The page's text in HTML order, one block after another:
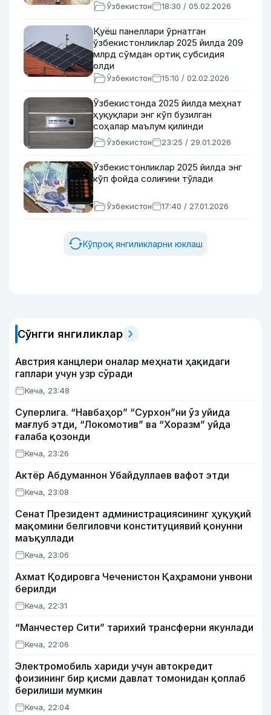
Ўзбекистон 18:30 / 05.02.2026
Қуёш панеллари ўрнатган
ўзбекистонликлар 2025 йилда 209
млрд сўмдан ортиқ субсидия
олди
Ўзбекистон 15:10 / 02.02.2026
Ўзбекистонда 2025 йилда меҳнат
ҳуқуқлари энг кўп бузилган
соҳалар маълум қилинди
Ўзбекистон 23:25 / 29.01.2026
Ўзбекистонликлар 2025 йилда энг
кўп фойда солиғини тўлади
Ўзбекистон 17:40 / 27.01.2026
Кўпроқ янгиликларни юклаш
Сўнгги янгиликлар
Австрия канцлери оналар меҳнати ҳақидаги
гаплари учун узр сўради
Кеча, 23:48
Суперлига. “Навбаҳор” “Сурхон”ни ўз уйида
мағлуб этди, “Локомотив” ва “Хоразм” уйда
ғалаба қозонди
Кеча, 23:26
Актёр Абду­маннон Убайдуллаев вафот этди
Кеча, 23:08
Сенат Президент администрациясининг ҳуқуқий
мақомини белгиловчи конституциявий қонунни
маъқуллади
Кеча, 23:06
Ахмат Қодировга Чеченистон Қаҳрамони унвони
берилди
Кеча, 22:31
“Манчестер Сити” тарихий трансферни якунлади
Кеча, 22:06
Электромобиль хариди учун автокредит
фоизининг бир қисми давлат томонидан қоплаб
берилиши мумкин
Кеча, 22:04